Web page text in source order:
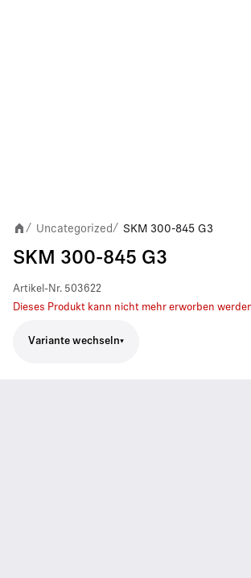
/ Uncategorized/ SKM 300-845 G3
SKM 300-845 G3
Artikel-Nr. 503622
Dieses Produkt kann nicht mehr erworben
Variante wechseln